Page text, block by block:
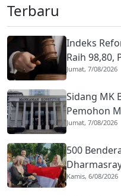
Terbaru
Indeks
Raih 98,80,
2026
Jumat, 7/08/2026
Sidang MK
Pemohon
Jumat, 7/08/2026
500
hingga 31
Kamis, 6/08/2026